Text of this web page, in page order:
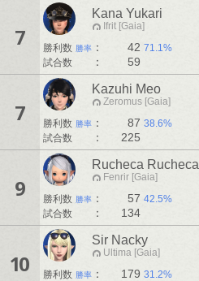
7
Kana Yukari
Ifrit [Gaia]
勝利数
勝率 ： 42 71.1%
試合数
： 59
7
Kazuhi Meo
Zeromus [Gaia]
勝利数
勝率 ： 87 38.6%
試合数
： 225
9
Rucheca Rucheca
Fenrir [Gaia]
勝利数
勝率 ： 57 42.5%
試合数
： 134
10
Sir Nacky
Ultima [Gaia]
勝利数
勝率 ： 179 31.2%